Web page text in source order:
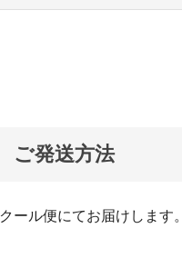
ご発送方法
クール便にてお届けします。